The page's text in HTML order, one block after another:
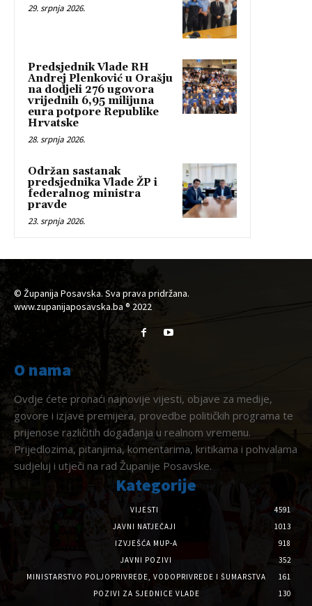
29. srpnja 2026.
Predsjednik Vlade RH
Andrej Plenković u Orašju
na dodjeli 276 ugovora
vrijednih 6,95 milijuna
eura potpore Republike
Hrvatske
28. srpnja 2026.
Održan sastanak
predsjednika Vlade ŽP i
federalnog ministra
pravde
23. srpnja 2026.
© Županija Posavska. Sva prava pridržana.
www.zupanijaposavska.ba ® 2022
O nama
Ovdje ćete pronaći najnovije vijesti, objave za medije,
govore i izjave premijera, provedbe političkih programa te
prijenose različitih događanja u realnom vremenu.
Prijedlozima, pitanjima, komentarima, kritikama i pohvalama
sudjeluj i utječi na rad Županije Posavske.
Kategorije
VIJESTI
4591
JAVNI NATJEČAJI
1013
IZVJEŠĆA MUP-A
918
JAVNI POZIVI
352
MINISTARSTVO POLJOPRIVREDE, VODOPRIVREDE I ŠUMARSTVA
161
POZIVI ZA SJEDNICE VLADE
130